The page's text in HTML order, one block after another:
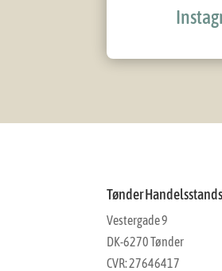
Tønder
Vestergade 9
DK-6270 Tønder
CVR: 27646417